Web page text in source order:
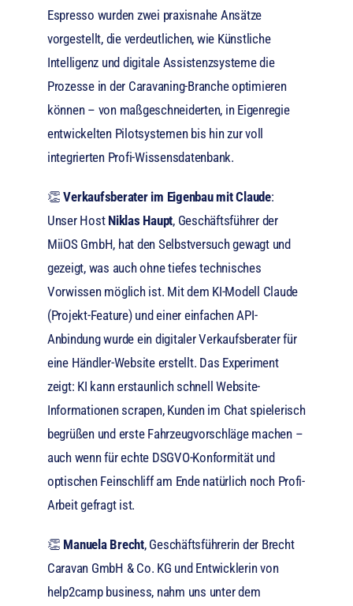
Espresso wurden zwei praxisnahe Ansätze
vorgestellt, die verdeutlichen, wie Künstliche
Intelligenz und digitale Assistenzsysteme die
Prozesse in der Caravaning-Branche optimieren
können – von maßgeschneiderten, in Eigenregie
entwickelten Pilotsystemen bis hin zur voll
integrierten Profi-Wissensdatenbank.
👏Verkaufsberater im Eigenbau mit Claude:
Unser Host Niklas Haupt, Geschäftsführer der
MiiOS GmbH, hat den Selbstversuch gewagt und
gezeigt, was auch ohne tiefes technisches
Vorwissen möglich ist. Mit dem KI-Modell Claude
(Projekt-Feature) und einer einfachen API-
Anbindung wurde ein digitaler Verkaufsberater für
eine Händler-Website erstellt. Das Experiment
zeigt: KI kann erstaunlich schnell Website-
Informationen scrapen, Kunden im Chat spielerisch
begrüßen und erste Fahrzeugvorschläge machen –
auch wenn für echte DSGVO-Konformität und
optischen Feinschliff am Ende natürlich noch Profi-
Arbeit gefragt ist.
👏 Manuela Brecht, Geschäftsführerin der Brecht
Caravan GmbH & Co. KG und Entwicklerin von
help2camp business, nahm uns unter dem